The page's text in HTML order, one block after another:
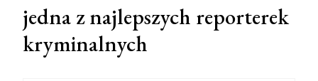
jedna z najlepszych reporterek
kryminalnych